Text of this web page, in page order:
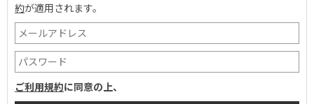
約が適用されます。
ご利用規約に同意の上、